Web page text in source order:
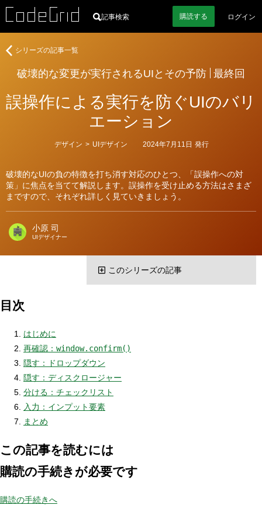
記事検索 購読する ログイン
破壊的な変更が実行されるUIとその予防 最終回
誤操作による実行を防ぐUIのバリ
エーション
破壊的なUIの負の特徴を打ち消す対応のひとつ、「誤操作への対
策」に焦点を当てて解説します。誤操作を受け止める方法はさまざ
まですので、それぞれ詳しく見ていきましょう。
カ
リ
ー
デザイン > UIデザイン 2024年7月11日 発行
者
小原 司
UIデザイナー
破
的
変
更
れ
る
UI
と
そ
の
シリーズの記事一覧
このシリーズの記事
目次
はじめに
再確認： window.confirm()
隠す：ドロップダウン
隠す：ディスクロージャー
分ける：チェックリスト
入力：インプット要素
まとめ
この記事を読むには
購読の手続きが必要です
購読の手続きへ